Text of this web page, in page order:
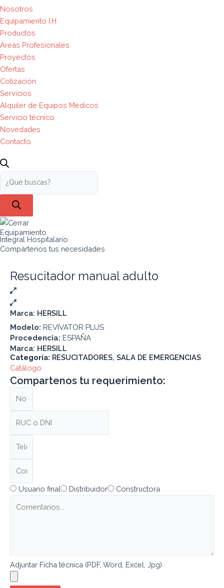
Nosotros
Equipamiento I.H
Productos
Áreas Profesionales
Proyectos
Ofertas
Cotización
Servicios
Alquiler de Equipos Médicos
Servicio técnico
Novedades
Contacto
Equipamiento
Integral Hospitalario
Compártenos tus necesidades
Resucitador manual adulto
Marca: HERSILL
Modelo: REVIVATOR PLUS
Procedencia: ESPAÑA
Marca: HERSILL
Categoría: RESUCITADORES, SALA DE EMERGENCIAS
Catálogo
Compartenos tu requerimiento:
Usuario final Distribuidor Constructora
Adjuntar Ficha técnica (PDF, Word, Excel, Jpg)